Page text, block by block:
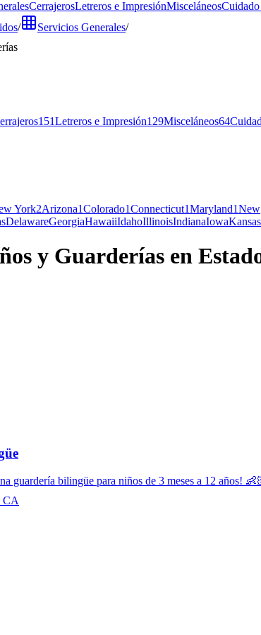
CerrajerosLetreros e ImpresiónMisceláneos
/ Servicios Generales/
151Letreros e Impresión129Misceláneos64
York2Arizona1Colorado1Connecticut1Maryland1New
DelawareGeorgiaHawaiiIdahoIllinoisIndianaIowaKansas
y Guarderías en
guardería bilingüe para niños de 3 meses a 12 años!
CA